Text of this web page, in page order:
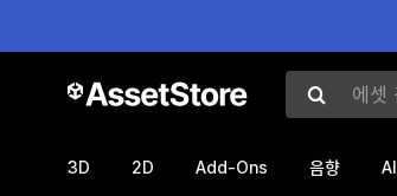
에셋 검색
3D 2D Add-Ons 음향 AI